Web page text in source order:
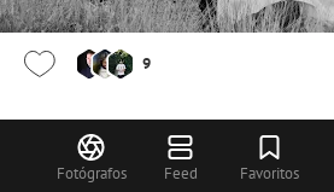
Fotógrafos Feed Favoritos
9
Adriana Somófora